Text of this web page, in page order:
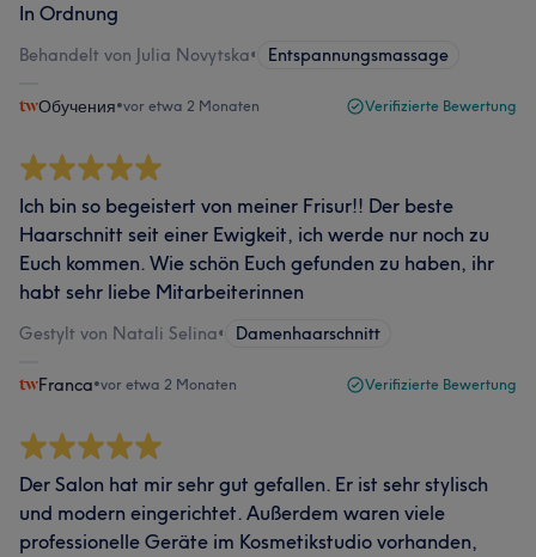
In Ordnung
Behandelt von Julia Novytska• Entspannungsmassage
Обучения•vor etwa 2 Monaten Verifizierte Bewertung
Ich bin so begeistert von meiner Frisur!! Der beste
Haarschnitt seit einer Ewigkeit, ich werde nur noch zu
Euch kommen. Wie schön Euch gefunden zu haben, ihr
habt sehr liebe Mitarbeiterinnen
Gestylt von Natali Selina• Damenhaarschnitt
Franca•vor etwa 2 Monaten Verifizierte Bewertung
Der Salon hat mir sehr gut gefallen. Er ist sehr stylisch
und modern eingerichtet. Außerdem waren viele
professionelle Geräte im Kosmetikstudio vorhanden,